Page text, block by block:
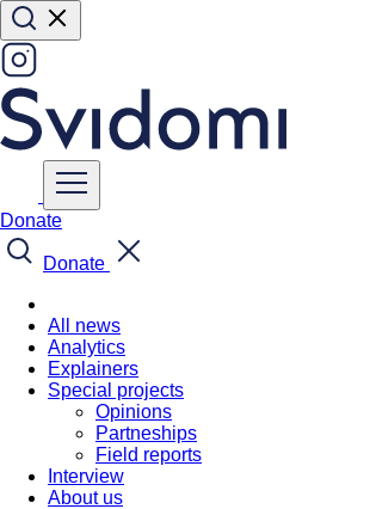
Donate
Donate
All news
Analytics
Explainers
Special projects
Opinions
Partneships
Field reports
Interview
About us